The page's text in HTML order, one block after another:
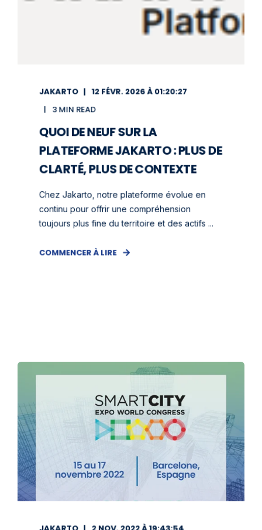
JAKARTO
12 FÉVR. 2026 À 01:20:27
3 MIN READ
QUOI DE NEUF SUR LA
PLATEFORME JAKARTO : PLUS DE
CLARTÉ, PLUS DE CONTEXTE
Chez Jakarto, notre plateforme évolue en
continu pour offrir une compréhension
toujours plus fine du territoire et des actifs ...
COMMENCER À LIRE